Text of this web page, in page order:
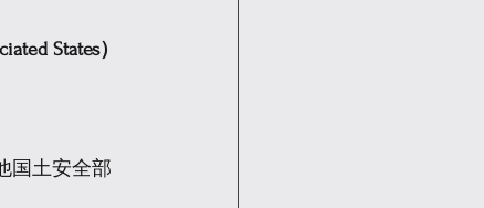
States）
国土安全部